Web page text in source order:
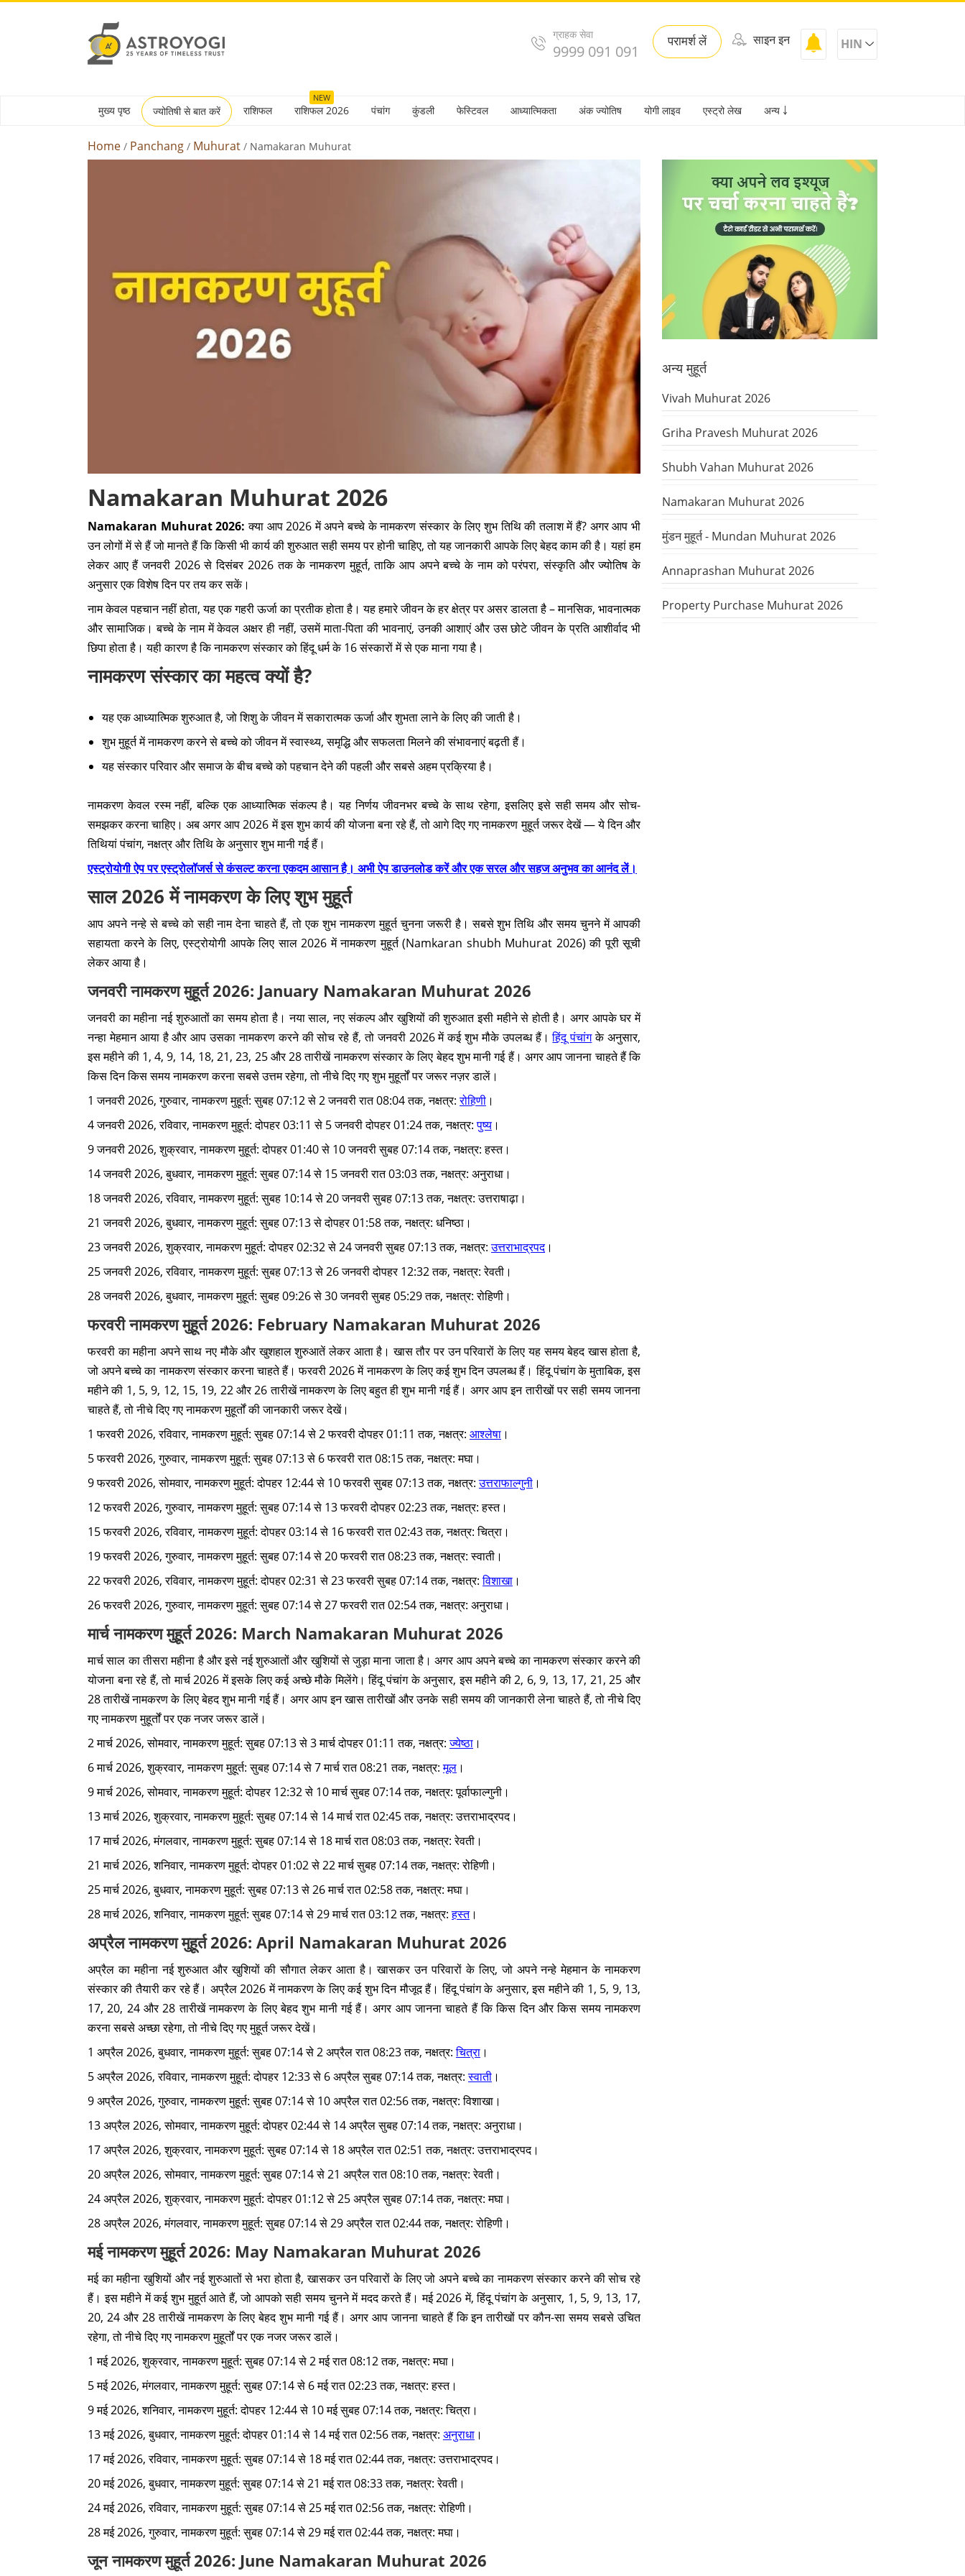
ग्राहक सेवा
9999 091 091
परामर्श लें साइन इन HIN
मुख्य पृष्ठ ज्योतिषी से बात करें राशिफल
NEW
राशिफल 2026 पंचांग कुंडली फेस्टिवल आध्यात्मिकता अंक ज्योतिष योगी लाइव एस्ट्रो लेख अन्य ￬
Home Panchang Muhurat Namakaran Muhurat
Namakaran Muhurat 2026
Namakaran Muhurat 2026: क्या आप 2026 में अपने बच्चे के नामकरण संस्कार के लिए शुभ तिथि की तलाश में हैं? अगर आप भी
उन लोगों में से हैं जो मानते हैं कि किसी भी कार्य की शुरुआत सही समय पर होनी चाहिए, तो यह जानकारी आपके लिए बेहद काम की है। यहां हम
लेकर आए हैं जनवरी 2026 से दिसंबर 2026 तक के नामकरण मुहूर्त, ताकि आप अपने बच्चे के नाम को परंपरा, संस्कृति और ज्योतिष के
अनुसार एक विशेष दिन पर तय कर सकें।
नाम केवल पहचान नहीं होता, यह एक गहरी ऊर्जा का प्रतीक होता है। यह हमारे जीवन के हर क्षेत्र पर असर डालता है – मानसिक, भावनात्मक
और सामाजिक। बच्चे के नाम में केवल अक्षर ही नहीं, उसमें माता-पिता की भावनाएं, उनकी आशाएं और उस छोटे जीवन के प्रति आशीर्वाद भी
छिपा होता है। यही कारण है कि नामकरण संस्कार को हिंदू धर्म के 16 संस्कारों में से एक माना गया है।
नामकरण संस्कार का महत्व क्यों है?
यह एक आध्यात्मिक शुरुआत है, जो शिशु के जीवन में सकारात्मक ऊर्जा और शुभता लाने के लिए की जाती है।
शुभ मुहूर्त में नामकरण करने से बच्चे को जीवन में स्वास्थ्य, समृद्धि और सफलता मिलने की संभावनाएं बढ़ती हैं।
यह संस्कार परिवार और समाज के बीच बच्चे को पहचान देने की पहली और सबसे अहम प्रक्रिया है।
नामकरण केवल रस्म नहीं, बल्कि एक आध्यात्मिक संकल्प है। यह निर्णय जीवनभर बच्चे के साथ रहेगा, इसलिए इसे सही समय और सोच-
समझकर करना चाहिए। अब अगर आप 2026 में इस शुभ कार्य की योजना बना रहे हैं, तो आगे दिए गए नामकरण मुहूर्त जरूर देखें — ये दिन और
तिथियां पंचांग, नक्षत्र और तिथि के अनुसार शुभ मानी गई हैं।
एस्ट्रोयोगी ऐप पर एस्ट्रोलॉजर्स से कंसल्ट करना एकदम आसान है। अभी ऐप डाउनलोड करें और एक सरल और सहज अनुभव का आनंद लें।
साल 2026 में नामकरण के लिए शुभ मुहूर्त
आप अपने नन्हे से बच्चे को सही नाम देना चाहते हैं, तो एक शुभ नामकरण मुहूर्त चुनना जरूरी है। सबसे शुभ तिथि और समय चुनने में आपकी
सहायता करने के लिए, एस्ट्रोयोगी आपके लिए साल 2026 में नामकरण मुहूर्त (Namkaran shubh Muhurat 2026) की पूरी सूची
लेकर आया है।
जनवरी नामकरण मुहूर्त 2026: January Namakaran Muhurat 2026
जनवरी का महीना नई शुरुआतों का समय होता है। नया साल, नए संकल्प और खुशियों की शुरुआत इसी महीने से होती है। अगर आपके घर में
नन्हा मेहमान आया है और आप उसका नामकरण करने की सोच रहे हैं, तो जनवरी 2026 में कई शुभ मौके उपलब्ध हैं।हिंदू पंचांगके अनुसार,
इस महीने की 1, 4, 9, 14, 18, 21, 23, 25 और 28 तारीखें नामकरण संस्कार के लिए बेहद शुभ मानी गई हैं। अगर आप जानना चाहते हैं कि
किस दिन किस समय नामकरण करना सबसे उत्तम रहेगा, तो नीचे दिए गए शुभ मुहूर्तों पर जरूर नज़र डालें।
1 जनवरी 2026, गुरुवार, नामकरण मुहूर्त: सुबह 07:12 से 2 जनवरी रात 08:04 तक, नक्षत्र:रोहिणी ।
4 जनवरी 2026, रविवार, नामकरण मुहूर्त: दोपहर 03:11 से 5 जनवरी दोपहर 01:24 तक, नक्षत्र:पुष्य ।
9 जनवरी 2026, शुक्रवार, नामकरण मुहूर्त: दोपहर 01:40 से 10 जनवरी सुबह 07:14 तक, नक्षत्र: हस्त।
14 जनवरी 2026, बुधवार, नामकरण मुहूर्त: सुबह 07:14 से 15 जनवरी रात 03:03 तक, नक्षत्र: अनुराधा।
18 जनवरी 2026, रविवार, नामकरण मुहूर्त: सुबह 10:14 से 20 जनवरी सुबह 07:13 तक, नक्षत्र: उत्तराषाढ़ा।
21 जनवरी 2026, बुधवार, नामकरण मुहूर्त: सुबह 07:13 से दोपहर 01:58 तक, नक्षत्र: धनिष्ठा।
23 जनवरी 2026, शुक्रवार, नामकरण मुहूर्त: दोपहर 02:32 से 24 जनवरी सुबह 07:13 तक, नक्षत्र:उत्तराभाद्रपद।
25 जनवरी 2026, रविवार, नामकरण मुहूर्त: सुबह 07:13 से 26 जनवरी दोपहर 12:32 तक, नक्षत्र: रेवती।
28 जनवरी 2026, बुधवार, नामकरण मुहूर्त: सुबह 09:26 से 30 जनवरी सुबह 05:29 तक, नक्षत्र: रोहिणी।
फरवरी नामकरण मुहूर्त 2026: February Namakaran Muhurat 2026
फरवरी का महीना अपने साथ नए मौके और खुशहाल शुरुआतें लेकर आता है। खास तौर पर उन परिवारों के लिए यह समय बेहद खास होता है,
जो अपने बच्चे का नामकरण संस्कार करना चाहते हैं। फरवरी 2026 में नामकरण के लिए कई शुभ दिन उपलब्ध हैं। हिंदू पंचांग के मुताबिक, इस
महीने की 1, 5, 9, 12, 15, 19, 22 और 26 तारीखें नामकरण के लिए बहुत ही शुभ मानी गई हैं। अगर आप इन तारीखों पर सही समय जानना
चाहते हैं, तो नीचे दिए गए नामकरण मुहूर्तों की जानकारी जरूर देखें।
1 फरवरी 2026, रविवार, नामकरण मुहूर्त: सुबह 07:14 से 2 फरवरी दोपहर 01:11 तक, नक्षत्र: आश्लेषा ।
5 फरवरी 2026, गुरुवार, नामकरण मुहूर्त: सुबह 07:13 से 6 फरवरी रात 08:15 तक, नक्षत्र: मघा।
9 फरवरी 2026, सोमवार, नामकरण मुहूर्त: दोपहर 12:44 से 10 फरवरी सुबह 07:13 तक, नक्षत्र:उत्तराफाल्गुनी ।
12 फरवरी 2026, गुरुवार, नामकरण मुहूर्त: सुबह 07:14 से 13 फरवरी दोपहर 02:23 तक, नक्षत्र: हस्त।
15 फरवरी 2026, रविवार, नामकरण मुहूर्त: दोपहर 03:14 से 16 फरवरी रात 02:43 तक, नक्षत्र: चित्रा।
19 फरवरी 2026, गुरुवार, नामकरण मुहूर्त: सुबह 07:14 से 20 फरवरी रात 08:23 तक, नक्षत्र: स्वाती।
22 फरवरी 2026, रविवार, नामकरण मुहूर्त: दोपहर 02:31 से 23 फरवरी सुबह 07:14 तक, नक्षत्र:विशाखा ।
26 फरवरी 2026, गुरुवार, नामकरण मुहूर्त: सुबह 07:14 से 27 फरवरी रात 02:54 तक, नक्षत्र: अनुराधा।
मार्च नामकरण मुहूर्त 2026: March Namakaran Muhurat 2026
मार्च साल का तीसरा महीना है और इसे नई शुरुआतों और खुशियों से जुड़ा माना जाता है। अगर आप अपने बच्चे का नामकरण संस्कार करने की
योजना बना रहे हैं, तो मार्च 2026 में इसके लिए कई अच्छे मौके मिलेंगे। हिंदू पंचांग के अनुसार, इस महीने की 2, 6, 9, 13, 17, 21, 25 और
28 तारीखें नामकरण के लिए बेहद शुभ मानी गई हैं। अगर आप इन खास तारीखों और उनके सही समय की जानकारी लेना चाहते हैं, तो नीचे दिए
गए नामकरण मुहूर्तों पर एक नजर जरूर डालें।
2 मार्च 2026, सोमवार, नामकरण मुहूर्त: सुबह 07:13 से 3 मार्च दोपहर 01:11 तक, नक्षत्र:ज्येष्ठा ।
6 मार्च 2026, शुक्रवार, नामकरण मुहूर्त: सुबह 07:14 से 7 मार्च रात 08:21 तक, नक्षत्र:मूल ।
9 मार्च 2026, सोमवार, नामकरण मुहूर्त: दोपहर 12:32 से 10 मार्च सुबह 07:14 तक, नक्षत्र: पूर्वाफाल्गुनी।
13 मार्च 2026, शुक्रवार, नामकरण मुहूर्त: सुबह 07:14 से 14 मार्च रात 02:45 तक, नक्षत्र: उत्तराभाद्रपद।
17 मार्च 2026, मंगलवार, नामकरण मुहूर्त: सुबह 07:14 से 18 मार्च रात 08:03 तक, नक्षत्र: रेवती।
21 मार्च 2026, शनिवार, नामकरण मुहूर्त: दोपहर 01:02 से 22 मार्च सुबह 07:14 तक, नक्षत्र: रोहिणी।
25 मार्च 2026, बुधवार, नामकरण मुहूर्त: सुबह 07:13 से 26 मार्च रात 02:58 तक, नक्षत्र: मघा।
28 मार्च 2026, शनिवार, नामकरण मुहूर्त: सुबह 07:14 से 29 मार्च रात 03:12 तक, नक्षत्र:हस्त।
अप्रैल नामकरण मुहूर्त 2026: April Namakaran Muhurat 2026
अप्रैल का महीना नई शुरुआत और खुशियों की सौगात लेकर आता है। खासकर उन परिवारों के लिए, जो अपने नन्हे मेहमान के नामकरण
संस्कार की तैयारी कर रहे हैं। अप्रैल 2026 में नामकरण के लिए कई शुभ दिन मौजूद हैं। हिंदू पंचांग के अनुसार, इस महीने की 1, 5, 9, 13,
17, 20, 24 और 28 तारीखें नामकरण के लिए बेहद शुभ मानी गई हैं। अगर आप जानना चाहते हैं कि किस दिन और किस समय नामकरण
करना सबसे अच्छा रहेगा, तो नीचे दिए गए मुहूर्त जरूर देखें।
1 अप्रैल 2026, बुधवार, नामकरण मुहूर्त: सुबह 07:14 से 2 अप्रैल रात 08:23 तक, नक्षत्र:चित्रा ।
5 अप्रैल 2026, रविवार, नामकरण मुहूर्त: दोपहर 12:33 से 6 अप्रैल सुबह 07:14 तक, नक्षत्र:स्वाती ।
9 अप्रैल 2026, गुरुवार, नामकरण मुहूर्त: सुबह 07:14 से 10 अप्रैल रात 02:56 तक, नक्षत्र: विशाखा।
13 अप्रैल 2026, सोमवार, नामकरण मुहूर्त: दोपहर 02:44 से 14 अप्रैल सुबह 07:14 तक, नक्षत्र: अनुराधा।
17 अप्रैल 2026, शुक्रवार, नामकरण मुहूर्त: सुबह 07:14 से 18 अप्रैल रात 02:51 तक, नक्षत्र: उत्तराभाद्रपद।
20 अप्रैल 2026, सोमवार, नामकरण मुहूर्त: सुबह 07:14 से 21 अप्रैल रात 08:10 तक, नक्षत्र: रेवती।
24 अप्रैल 2026, शुक्रवार, नामकरण मुहूर्त: दोपहर 01:12 से 25 अप्रैल सुबह 07:14 तक, नक्षत्र: मघा।
28 अप्रैल 2026, मंगलवार, नामकरण मुहूर्त: सुबह 07:14 से 29 अप्रैल रात 02:44 तक, नक्षत्र: रोहिणी।
मई नामकरण मुहूर्त 2026: May Namakaran Muhurat 2026
मई का महीना खुशियों और नई शुरुआतों से भरा होता है, खासकर उन परिवारों के लिए जो अपने बच्चे का नामकरण संस्कार करने की सोच रहे
हैं। इस महीने में कई शुभ मुहूर्त आते हैं, जो आपको सही समय चुनने में मदद करते हैं। मई 2026 में, हिंदू पंचांग के अनुसार, 1, 5, 9, 13, 17,
20, 24 और 28 तारीखें नामकरण के लिए बेहद शुभ मानी गई हैं। अगर आप जानना चाहते हैं कि इन तारीखों पर कौन-सा समय सबसे उचित
रहेगा, तो नीचे दिए गए नामकरण मुहूर्तों पर एक नजर जरूर डालें।
1 मई 2026, शुक्रवार, नामकरण मुहूर्त: सुबह 07:14 से 2 मई रात 08:12 तक, नक्षत्र: मघा।
5 मई 2026, मंगलवार, नामकरण मुहूर्त: सुबह 07:14 से 6 मई रात 02:23 तक, नक्षत्र: हस्त।
9 मई 2026, शनिवार, नामकरण मुहूर्त: दोपहर 12:44 से 10 मई सुबह 07:14 तक, नक्षत्र: चित्रा।
13 मई 2026, बुधवार, नामकरण मुहूर्त: दोपहर 01:14 से 14 मई रात 02:56 तक, नक्षत्र: अनुराधा ।
17 मई 2026, रविवार, नामकरण मुहूर्त: सुबह 07:14 से 18 मई रात 02:44 तक, नक्षत्र: उत्तराभाद्रपद।
20 मई 2026, बुधवार, नामकरण मुहूर्त: सुबह 07:14 से 21 मई रात 08:33 तक, नक्षत्र: रेवती।
24 मई 2026, रविवार, नामकरण मुहूर्त: सुबह 07:14 से 25 मई रात 02:56 तक, नक्षत्र: रोहिणी।
28 मई 2026, गुरुवार, नामकरण मुहूर्त: सुबह 07:14 से 29 मई रात 02:44 तक, नक्षत्र: मघा।
जून नामकरण मुहूर्त 2026: June Namakaran Muhurat 2026
अन्य मुहूर्त
Vivah Muhurat 2026
Griha Pravesh Muhurat 2026
Shubh Vahan Muhurat 2026
Namakaran Muhurat 2026
मुंडन मुहूर्त - Mundan Muhurat 2026
Annaprashan Muhurat 2026
Property Purchase Muhurat 2026